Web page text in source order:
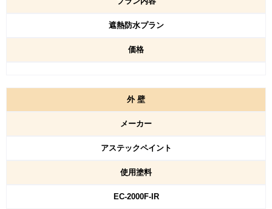
遮熱防水プラン
価格
外 壁
メーカー
アステックペイント
使用塗料
EC-2000F-IR